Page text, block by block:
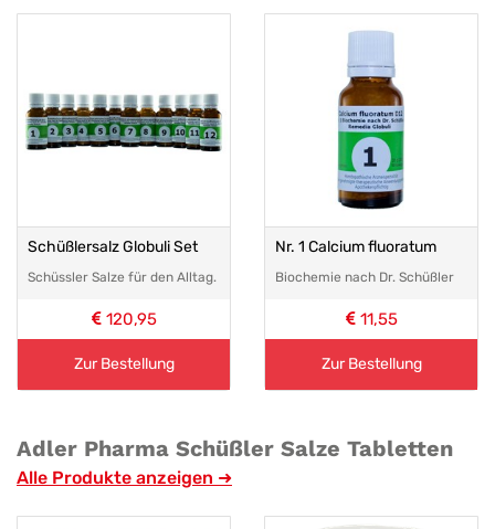
Schüßlersalz Globuli Set
Schüssler Salze für den Alltag.
120,95
Zur Bestellung
Nr. 1 Calcium fluoratum
Biochemie nach Dr. Schüßler
11,55
Zur Bestellung
Adler Pharma Schüßler Salze Tabletten
Alle Produkte anzeigen ➜